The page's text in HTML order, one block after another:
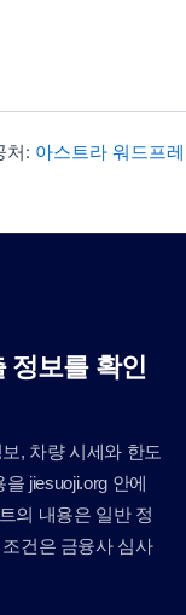
: 아스트라 워드프레
정보를 확인
, 차량 시세와 한도
jiesuoji.org 안에
의 내용은 일반 정
건은 금융사 심사